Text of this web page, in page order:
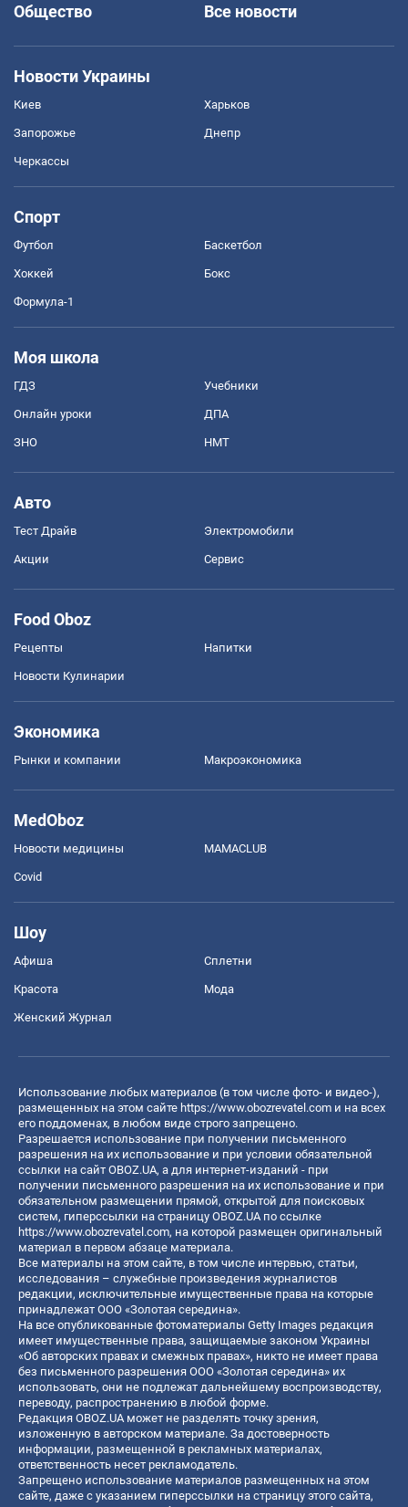
Общество
Все новости
Новости Украины
Киев Харьков
Запорожье Днепр
Черкассы
Спорт
Футбол Баскетбол
Хоккей Бокс
Формула-1
Моя школа
ГДЗ Учебники
Онлайн уроки ДПА
ЗНО НМТ
Авто
Тест Драйв Электромобили
Акции Сервис
Food Oboz
Рецепты Напитки
Новости Кулинарии
Экономика
Рынки и компании Mакроэкономика
MedOboz
Новости медицины MAMACLUB
Covid
Шоу
Афиша Сплетни
Красота Мода
Женский Журнал
Использование любых материалов (в том числе фото- и видео-),
размещенных на этом сайте https://www.obozrevatel.com и на всех
его поддоменах, в любом виде строго запрещено.
Разрешается использование при получении письменного
разрешения на их использование и при условии обязательной
ссылки на сайт OBOZ.UA, а для интернет-изданий - при
получении письменного разрешения на их использование и при
обязательном размещении прямой, открытой для поисковых
систем, гиперссылки на страницу OBOZ.UA по ссылке
https://www.obozrevatel.com, на которой размещен оригинальный
материал в первом абзаце материала.
Все материалы на этом сайте, в том числе интервью, статьи,
исследования – служебные произведения журналистов
редакции, исключительные имущественные права на которые
принадлежат ООО «Золотая середина».
На все опубликованные фотоматериалы Getty Images редакция
имеет имущественные права, защищаемые законом Украины
«Об авторских правах и смежных правах», никто не имеет права
без письменного разрешения ООО «Золотая середина» их
использовать, они не подлежат дальнейшему воспроизводству,
переводу, распространению в любой форме.
Редакция OBOZ.UA может не разделять точку зрения,
изложенную в авторском материале. За достоверность
информации, размещенной в рекламных материалах,
ответственность несет рекламодатель.
Запрещено использование материалов размещенных на этом
сайте, даже с указанием гиперссылки на страницу этого сайта,